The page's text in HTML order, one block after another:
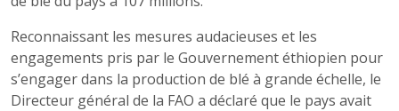
Reconnaissant les mesures audacieuses et les
engagements pris par le Gouvernement éthiopien pour
s’engager dans la production de blé à grande échelle, le
Directeur général de la FAO a déclaré que le pays avait